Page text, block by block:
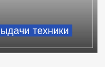
техники